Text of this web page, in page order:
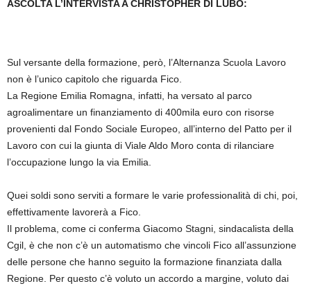
ASCOLTA L’INTERVISTA A CHRISTOPHER DI LUBO:
Sul versante della formazione, però, l’Alternanza Scuola Lavoro
non è l’unico capitolo che riguarda Fico.
La Regione Emilia Romagna, infatti, ha versato al parco
agroalimentare un finanziamento di 400mila euro con risorse
provenienti dal Fondo Sociale Europeo, all’interno del Patto per il
Lavoro con cui la giunta di Viale Aldo Moro conta di rilanciare
l’occupazione lungo la via Emilia.
Quei soldi sono serviti a formare le varie professionalità di chi, poi,
effettivamente lavorerà a Fico.
Il problema, come ci conferma Giacomo Stagni, sindacalista della
Cgil, è che non c’è un automatismo che vincoli Fico all’assunzione
delle persone che hanno seguito la formazione finanziata dalla
Regione. Per questo c’è voluto un accordo a margine, voluto dai